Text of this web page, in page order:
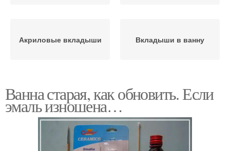
Акриловые вкладыши Вкладыши в ванну
Ванна старая, как обновить. Если
эмаль изношена…